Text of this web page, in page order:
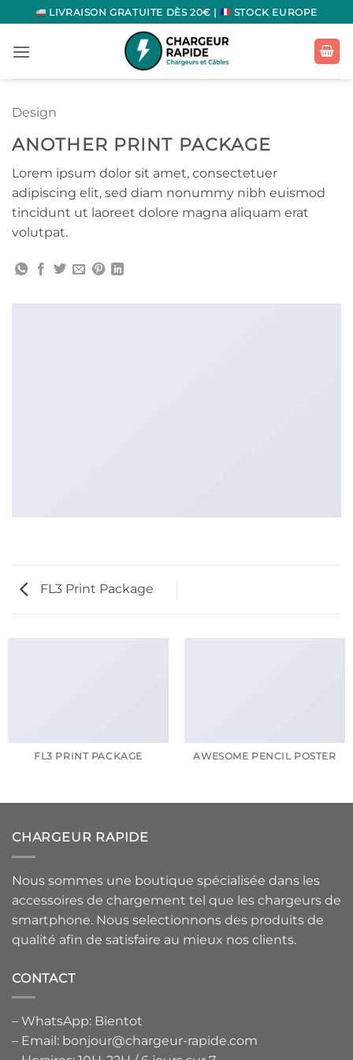
Passer
au
contenu
LIVRAISON GRATUITE DÈS 20€ | STOCK EUROPE
Design
ANOTHER PRINT PACKAGE
Lorem ipsum dolor sit amet, consectetuer
adipiscing elit, sed diam nonummy nibh euismod
tincidunt ut laoreet dolore magna aliquam erat
volutpat.
FL3 Print Package
FL3 PRINT PACKAGE AWESOME PENCIL POSTER
CHARGEUR RAPIDE
Nous sommes une boutique spécialisée dans les
accessoires de chargement tel que les chargeurs de
smartphone. Nous selectionnons des produits de
qualité afin de satisfaire au mieux nos clients.
CONTACT
– WhatsApp: Bientot
– Email: bonjour@chargeur-rapide.com